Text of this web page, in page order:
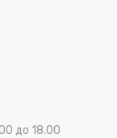
до 18.00